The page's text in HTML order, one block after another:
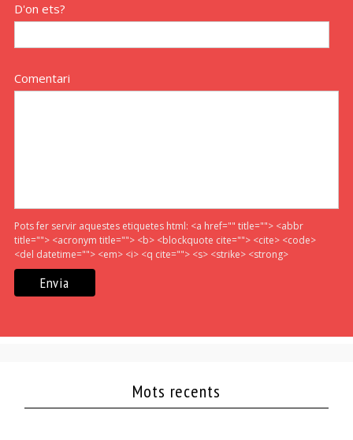
D'on ets?
Comentari
Pots fer servir aquestes etiquetes html: <a href="" title=""> <abbr
title=""> <acronym title=""> <b> <blockquote cite=""> <cite> <code>
<del datetime=""> <em> <i> <q cite=""> <s> <strike> <strong>
Mots recents